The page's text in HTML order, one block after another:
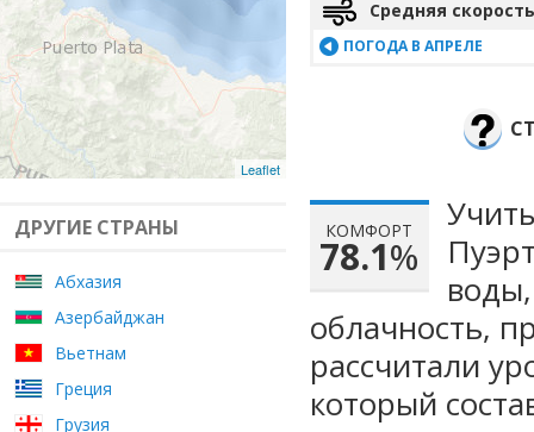
Leaflet
ДРУГИЕ СТРАНЫ
Абхазия
Азербайджан
Вьетнам
Греция
Грузия
Средняя
ПОГОДА В АПРЕЛЕ
КОМФОРТ
78.1%
облачность,
рассчитали
который